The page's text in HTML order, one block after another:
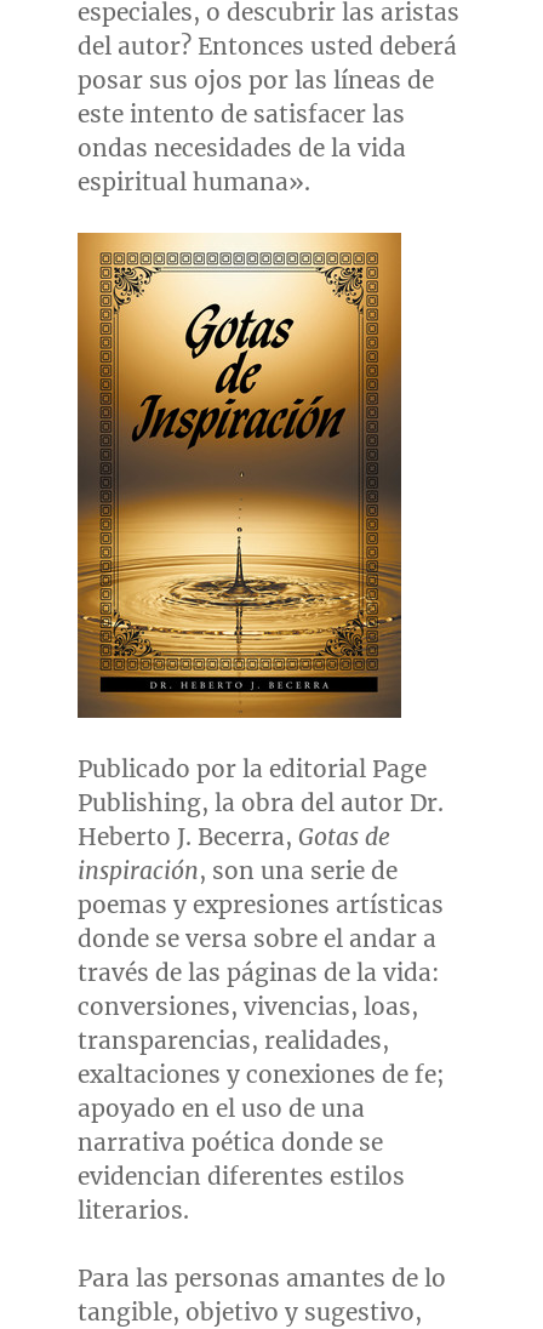
especiales, o descubrir las aristas
del autor? Entonces usted deberá
posar sus ojos por las líneas de
este intento de satisfacer las
ondas necesidades de la vida
espiritual humana».
Publicado por la editorial Page
Publishing, la obra del autor Dr.
Heberto J. Becerra, Gotas de
inspiración, son una serie de
poemas y expresiones artísticas
donde se versa sobre el andar a
través de las páginas de la vida:
conversiones, vivencias, loas,
transparencias, realidades,
exaltaciones y conexiones de fe;
apoyado en el uso de una
narrativa poética donde se
evidencian diferentes estilos
literarios.
Para las personas amantes de lo
tangible, objetivo y sugestivo,